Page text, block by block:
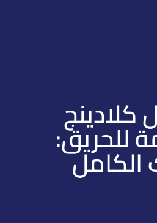
كلادينج
للحريق:
الكامل